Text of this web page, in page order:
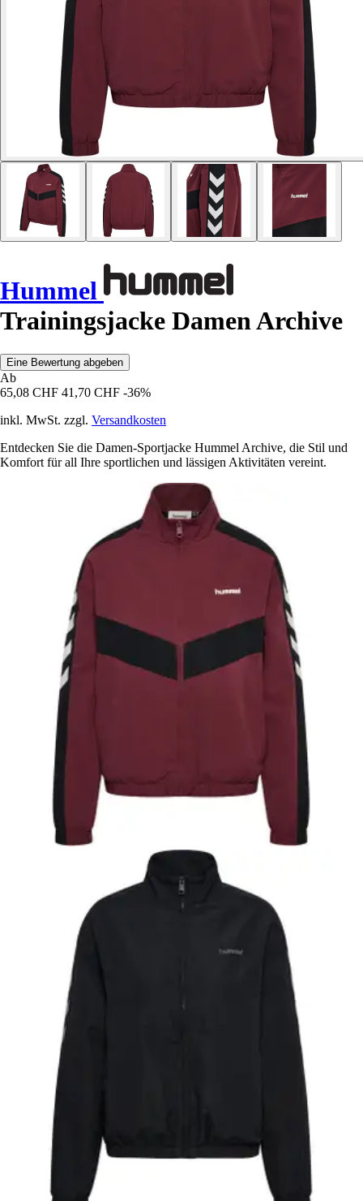
Hummel
Trainingsjacke Damen Archive
Eine Bewertung abgeben
Ab
65,08 CHF 41,70 CHF -36%
inkl. MwSt. zzgl. Versandkosten
Entdecken Sie die Damen-Sportjacke Hummel Archive, die Stil und
Komfort für all Ihre sportlichen und lässigen Aktivitäten vereint.